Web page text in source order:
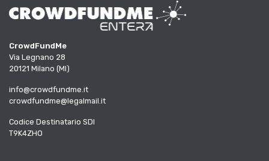
CrowdFundMe
Via Legnano 28
20121 Milano (MI)
info@crowdfundme.it
crowdfundme@legalmail.it
Codice Destinatario SDI
T9K4ZHO